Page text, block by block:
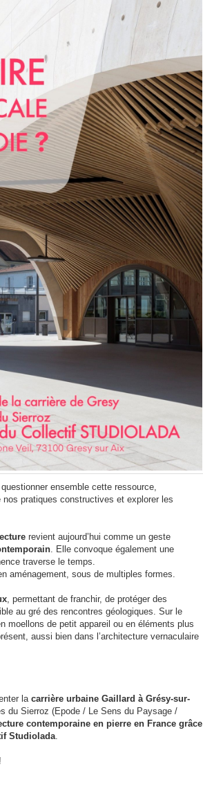
ensemble cette ressource,
pratiques constructives et explorer les
revient aujourd’hui comme un geste
. Elle convoque également une
traverse le temps.
aménagement, sous de multiples formes.
, permettant de franchir, de protéger des
au gré des rencontres géologiques. Sur le
de petit appareil ou en éléments plus
aussi bien dans l’architecture vernaculaire
la carrière urbaine Gaillard à Grésy-sur-
du Sierroz (Epode / Le Sens du Paysage /
contemporaine en pierre en France grâce
Studiolada